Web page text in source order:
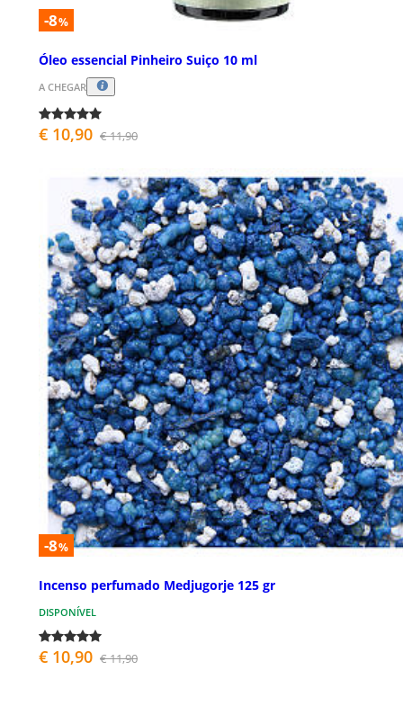
-8%
Óleo essencial Pinheiro Suiço 10 ml
A CHEGAR
€ 10,90 € 11,90
-8%
Incenso perfumado Medjugorje 125 gr
DISPONÍVEL
€ 10,90 € 11,90